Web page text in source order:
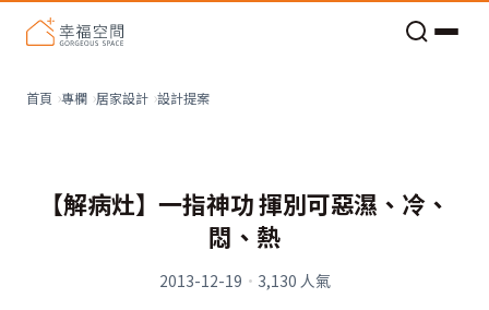
首頁 專欄 居家設計 設計提案
【解病灶】一指神功 揮別可惡濕、冷、
悶、熱
2013-12-19 · 3,130 人氣